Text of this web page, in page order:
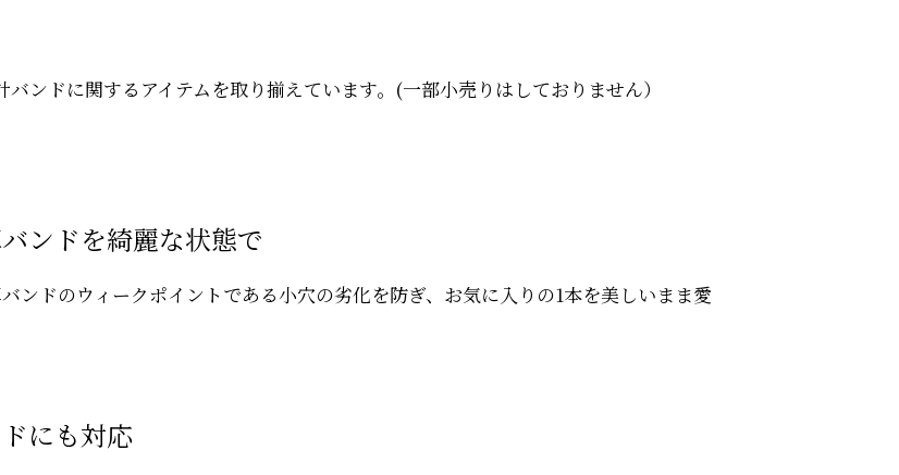
ンドに関するアイテムを取り揃えています。(一部小売りはしておりません）
ンドを綺麗な状態で
ンドのウィークポイントである小穴の劣化を防ぎ、お気に入りの1本を美しいまま愛
にも対応